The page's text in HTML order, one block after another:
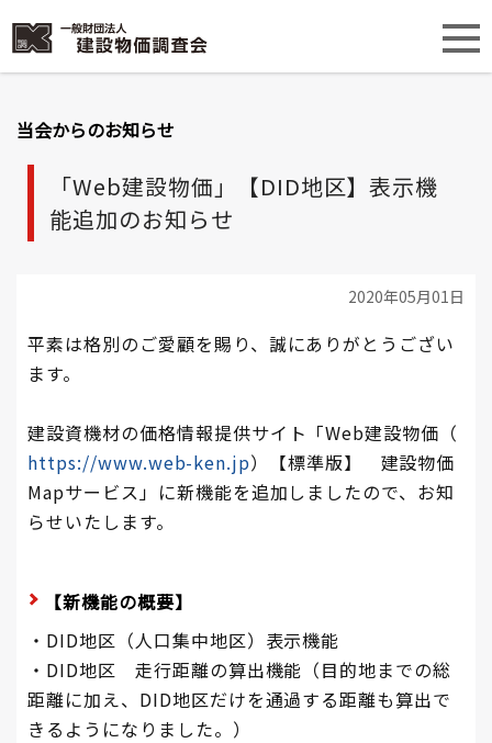
当会からのお知らせ
「Web建設物価」【DID地区】表示機
能追加のお知らせ
2020年05月01日
平素は格別のご愛顧を賜り、誠にありがとうござい
ます。
建設資機材の価格情報提供サイト「Web建設物価（
https://www.web-ken.jp）【標準版】 建設物価
Mapサービス」に新機能を追加しましたので、お知
らせいたします。
【新機能の概要】
・DID地区（人口集中地区）表示機能
・DID地区 走行距離の算出機能（目的地までの総
距離に加え、DID地区だけを通過する距離も算出で
きるようになりました。）